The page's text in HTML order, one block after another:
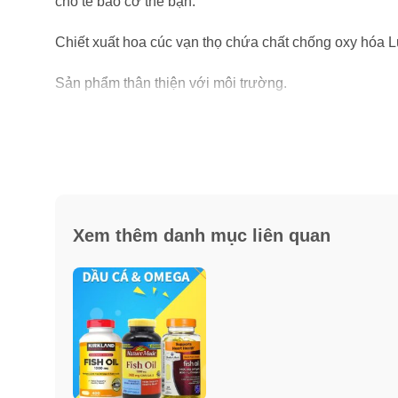
Chiết xuất hoa cúc vạn thọ chứa chất chống oxy hóa
Sản phẩm thân thiện với môi trường.
Krill là một trong những sinh vật phong phú và bền
những nơi khác. Sản phẩm này đến từ một ngành
Xem thêm danh mục liên quan